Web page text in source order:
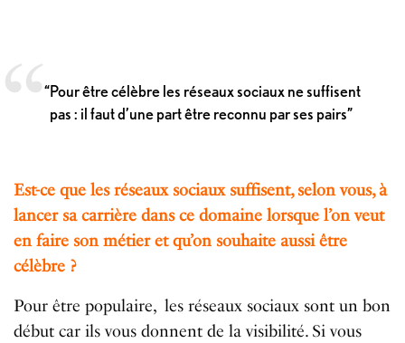
“Pour être célèbre les réseaux sociaux ne suffisent
pas : il faut d’une part être reconnu par ses pairs”
Est-ce que les réseaux sociaux suffisent, selon vous, à
lancer sa carrière dans ce domaine lorsque l’on veut
en faire son métier et qu’on souhaite aussi être
célèbre ?
Pour être populaire, les réseaux sociaux sont un bon
début car ils vous donnent de la visibilité. Si vous